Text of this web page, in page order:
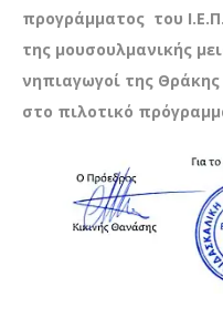
προγράμματος του
της μουσουλμανικής
νηπιαγωγοί της
στο πιλοτικό